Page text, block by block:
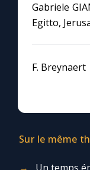
Gabriele
Egitto,
F. Breynaert
Sur le même